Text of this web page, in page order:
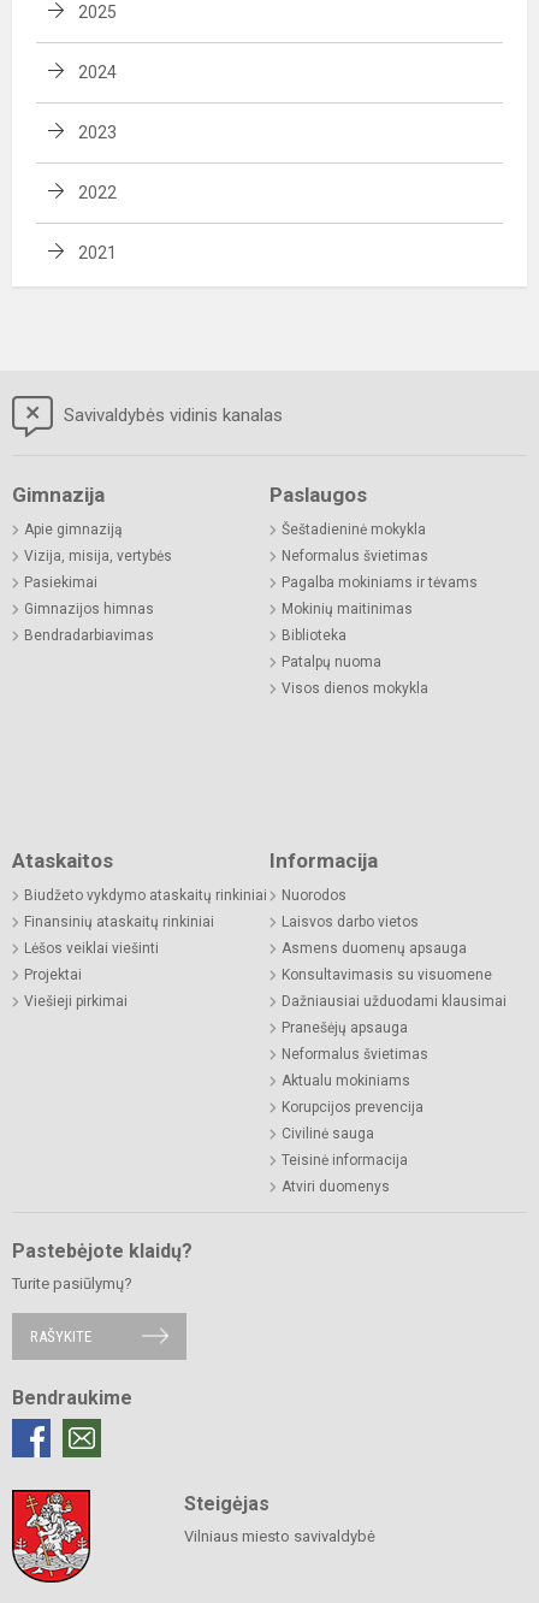
2025
2024
2023
2022
2021
Savivaldybės vidinis kanalas
Gimnazija
Apie gimnaziją
Vizija, misija, vertybės
Pasiekimai
Gimnazijos himnas
Bendradarbiavimas
Paslaugos
Šeštadieninė mokykla
Neformalus švietimas
Pagalba mokiniams ir tėvams
Mokinių maitinimas
Biblioteka
Patalpų nuoma
Visos dienos mokykla
Ataskaitos
Biudžeto vykdymo ataskaitų rinkiniai
Finansinių ataskaitų rinkiniai
Lėšos veiklai viešinti
Projektai
Viešieji pirkimai
Informacija
Nuorodos
Laisvos darbo vietos
Asmens duomenų apsauga
Konsultavimasis su visuomene
Dažniausiai užduodami klausimai
Pranešėjų apsauga
Neformalus švietimas
Aktualu mokiniams
Korupcijos prevencija
Civilinė sauga
Teisinė informacija
Atviri duomenys
Pastebėjote klaidų?
Turite pasiūlymų?
RAŠYKITE
Bendraukime
Steigėjas
Vilniaus miesto savivaldybė